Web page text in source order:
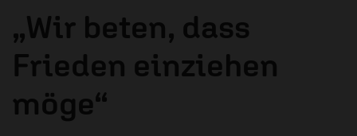
„Wir beten, dass
Frieden einziehen
möge“